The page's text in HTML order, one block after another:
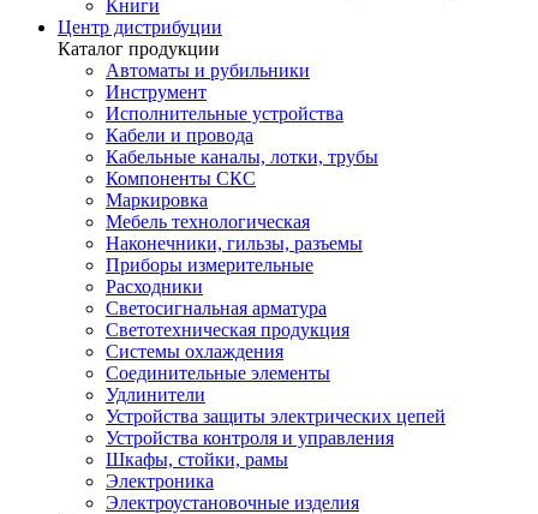
Книги
Центр дистрибуции
Каталог продукции
Автоматы и рубильники
Инструмент
Исполнительные устройства
Кабели и провода
Кабельные каналы, лотки, трубы
Компоненты СКС
Маркировка
Мебель технологическая
Наконечники, гильзы, разъемы
Приборы измерительные
Расходники
Светосигнальная арматура
Светотехническая продукция
Системы охлаждения
Соединительные элементы
Удлинители
Устройства защиты электрических цепей
Устройства контроля и управления
Шкафы, стойки, рамы
Электроника
Электроустановочные изделия